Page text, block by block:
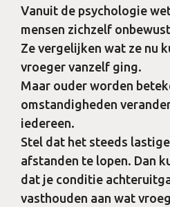
Vanuit de psychologie
mensen zichzelf
Ze vergelijken wat ze nu
vroeger vanzelf ging.
Maar ouder worden
omstandigheden
iedereen.
Stel dat het steeds
afstanden te lopen. Dan
dat je conditie
vasthouden aan wat